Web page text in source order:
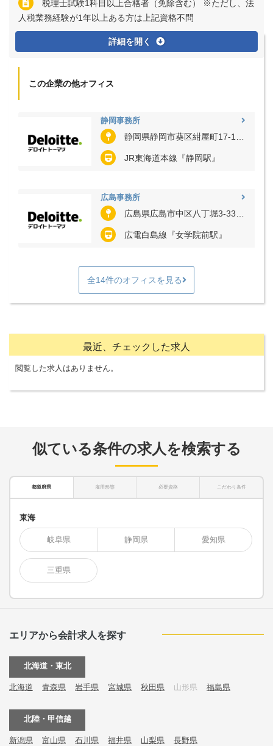
税理士試験1科目以上合格者（免除含む） ※ただし、法
人税業務経験が1年以上ある方は上記資格不問
詳細を開く
この企業の他オフィス
静岡事務所
静岡県静岡市葵区紺屋町17-1 葵タワー
JR東海道本線『静岡駅』
広島事務所
広島県広島市中区八丁堀3-33 広島ビジネスタワー
広電白島線『女学院前駅』
全14件のオフィスを見る
最近、チェックした求人
閲覧した求人はありません。
似ている条件の求人を検索する
都道府県 雇用形態 必要資格 こだわり条件
東海
岐阜県 静岡県 愛知県
三重県
エリアから会計求人を探す
北海道・東北
北海道 青森県 岩手県 宮城県 秋田県 山形県 福島県
北陸・甲信越
新潟県 富山県 石川県 福井県 山梨県 長野県